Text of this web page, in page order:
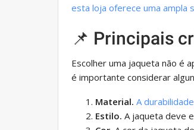
esta loja oferece uma ampla
📌 Principais
Escolher uma jaqueta não é
é importante considerar
Material. A
Estilo. A jaqueta deve